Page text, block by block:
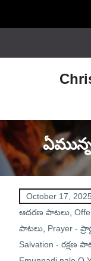
October 17,
ఆదరణ పాటలు,
పాటలు, Prayer -
Salvation - రక్షణ